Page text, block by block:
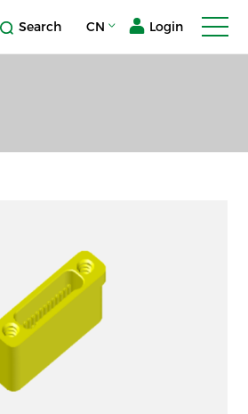
Search CN Login